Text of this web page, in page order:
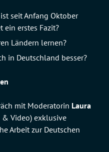
seit Anfang Oktober
ein erstes Fazit?
Ländern lernen?
in Deutschland besser?
mit Moderatorin Laura
& Video) exklusive
Arbeit zur Deutschen